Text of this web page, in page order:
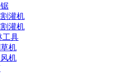
灌机
灌机
工具
机
机